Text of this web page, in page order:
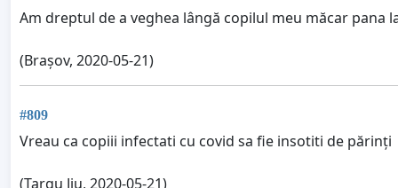
Am dreptul de a veghea lângă copilul meu măcar pana
(Brașov, 2020-05-21)
#809
Vreau ca copiii infectati cu covid sa fie insotiti de părinți
(Targu Jiu, 2020-05-21)